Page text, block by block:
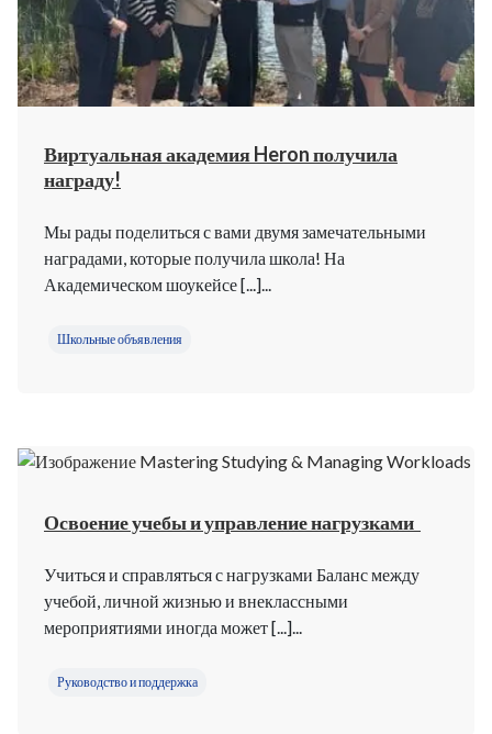
Виртуальная академия Heron получила
награду!
Мы рады поделиться с вами двумя замечательными
наградами, которые получила школа! На
Академическом шоукейсе [...]...
Школьные объявления
Освоение учебы и управление нагрузками
Учиться и справляться с нагрузками Баланс между
учебой, личной жизнью и внеклассными
мероприятиями иногда может [...]...
Руководство и поддержка